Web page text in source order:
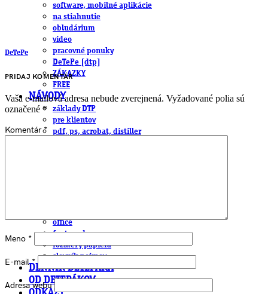
software, mobilné aplikácie
na stiahnutie
obludárium
video
pracovné ponuky
DeTePe [dtp]
ZÁKAZKY
FREE
NÁVODY
základy DTP
pre klientov
pdf, ps, acrobat, distiller
office
fonty zadarmo
rozmery papiera
slovník pojmov
DENNÍK DETEPÁKA
OD DETEPÁKOV
DeTePe
PRIDAJ KOMENTÁR
Vaša e-mailová adresa nebude zverejnená. Vyžadované polia sú
označené *
Komentár*
Meno *
E-mail*
Adresa webu